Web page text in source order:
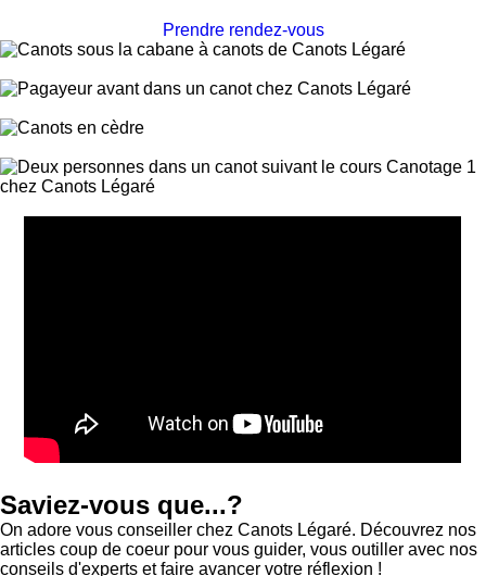
Prendre rendez-vous
Saviez-vous que...?
On adore vous conseiller chez Canots Légaré. Découvrez nos
articles coup de coeur pour vous guider, vous outiller avec nos
conseils d'experts et faire avancer votre réflexion !